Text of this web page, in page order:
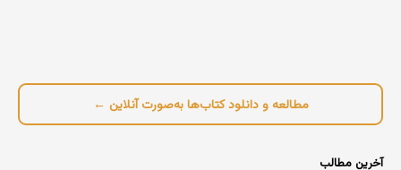
مطالعه و دانلود کتاب‌ها به‌صورت آنلاین ←
آخرین مطالب